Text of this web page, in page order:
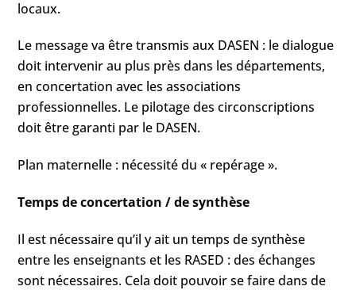
locaux.
Le message va être transmis aux DASEN : le dialogue
doit intervenir au plus près dans les départements,
en concertation avec les associations
professionnelles. Le pilotage des circonscriptions
doit être garanti par le DASEN.
Plan maternelle : nécessité du « repérage ».
Temps de concertation / de synthèse
Il est nécessaire qu’il y ait un temps de synthèse
entre les enseignants et les RASED : des échanges
sont nécessaires. Cela doit pouvoir se faire dans de